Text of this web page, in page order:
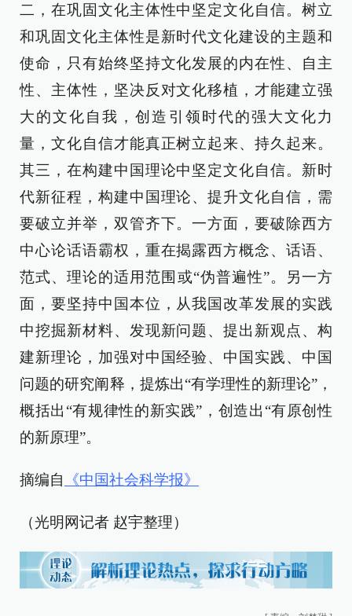
二，在巩固文化主体性中坚定文化自信。树立
和巩固文化主体性是新时代文化建设的主题和
使命，只有始终坚持文化发展的内在性、自主
性、主体性，坚决反对文化移植，才能建立强
大的文化自我，创造引领时代的强大文化力
量，文化自信才能真正树立起来、持久起来。
其三，在构建中国理论中坚定文化自信。新时
代新征程，构建中国理论、提升文化自信，需
要破立并举，双管齐下。一方面，要破除西方
中心论话语霸权，重在揭露西方概念、话语、
范式、理论的适用范围或“伪普遍性”。另一方
面，要坚持中国本位，从我国改革发展的实践
中挖掘新材料、发现新问题、提出新观点、构
建新理论，加强对中国经验、中国实践、中国
问题的研究阐释，提炼出“有学理性的新理论”，
概括出“有规律性的新实践”，创造出“有原创性
的新原理”。
摘编自 《中国社会科学报》
（光明网记者 赵宇整理）